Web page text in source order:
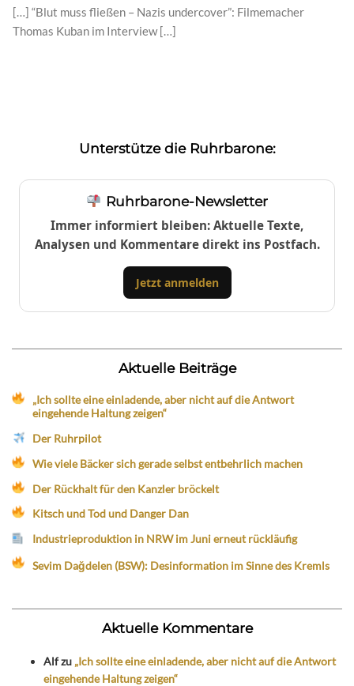
[…] “Blut muss fließen – Nazis undercover”: Filmemacher
Thomas Kuban im Interview […]
Unterstütze die Ruhrbarone:
Ruhrbarone-Newsletter
Immer informiert bleiben: Aktuelle Texte,
Analysen und Kommentare direkt ins Postfach.
Jetzt anmelden
Aktuelle Beiträge
„Ich sollte eine einladende, aber nicht auf die Antwort
eingehende Haltung zeigen“
Der Ruhrpilot
Wie viele Bäcker sich gerade selbst entbehrlich machen
Der Rückhalt für den Kanzler bröckelt
Kitsch und Tod und Danger Dan
Industrieproduktion in NRW im Juni erneut rückläufig
Sevim Dağdelen (BSW): Desinformation im Sinne des Kremls
Aktuelle Kommentare
Alfzu „Ich sollte eine einladende, aber nicht auf die Antwort
eingehende Haltung zeigen“